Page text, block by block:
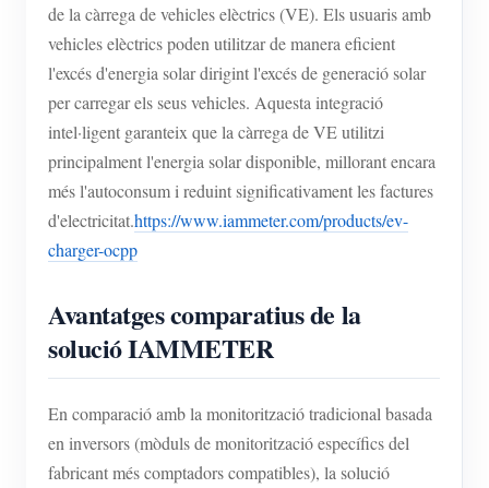
de la càrrega de vehicles elèctrics (VE). Els usuaris amb
vehicles elèctrics poden utilitzar de manera eficient
l'excés d'energia solar dirigint l'excés de generació solar
per carregar els seus vehicles. Aquesta integració
intel·ligent garanteix que la càrrega de VE utilitzi
principalment l'energia solar disponible, millorant encara
més l'autoconsum i reduint significativament les factures
d'electricitat.https://www.iammeter.com/products/ev-
charger-ocpp
Avantatges comparatius de la
solució IAMMETER
En comparació amb la monitorització tradicional basada
en inversors (mòduls de monitorització específics del
fabricant més comptadors compatibles), la solució